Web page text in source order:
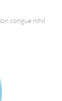
congue nihil